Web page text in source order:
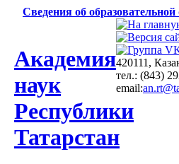
Сведения об образовательной
Академия
наук
Республики
Татарстан
420111,
тел.: (843)
email: